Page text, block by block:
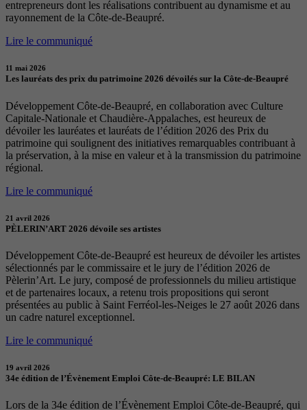
entrepreneurs dont les réalisations contribuent au dynamisme et au
rayonnement de la Côte-de-Beaupré.
Lire le communiqué
11 mai 2026
Les lauréats des prix du patrimoine 2026 dévoilés sur la Côte-de-Beaupré
Développement Côte-de-Beaupré, en collaboration avec Culture
Capitale-Nationale et Chaudière-Appalaches, est heureux de
dévoiler les lauréates et lauréats de l’édition 2026 des Prix du
patrimoine qui soulignent des initiatives remarquables contribuant à
la préservation, à la mise en valeur et à la transmission du patrimoine
régional.
Lire le communiqué
21 avril 2026
PÈLERIN’ART 2026 dévoile ses artistes
Développement Côte-de-Beaupré est heureux de dévoiler les artistes
sélectionnés par le commissaire et le jury de l’édition 2026 de
Pèlerin’Art. Le jury, composé de professionnels du milieu artistique
et de partenaires locaux, a retenu trois propositions qui seront
présentées au public à Saint Ferréol-les-Neiges le 27 août 2026 dans
un cadre naturel exceptionnel.
Lire le communiqué
19 avril 2026
34e édition de l’Évènement Emploi Côte-de-Beaupré: LE BILAN
Lors de la 34e édition de l’Évènement Emploi Côte-de-Beaupré, qui